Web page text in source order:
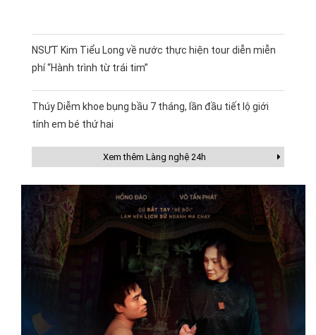
NSƯT Kim Tiểu Long về nước thực hiện tour diễn miễn
phí “Hành trình từ trái tim”
Thúy Diễm khoe bụng bầu 7 tháng, lần đầu tiết lộ giới
tính em bé thứ hai
Xem thêm Làng nghệ 24h